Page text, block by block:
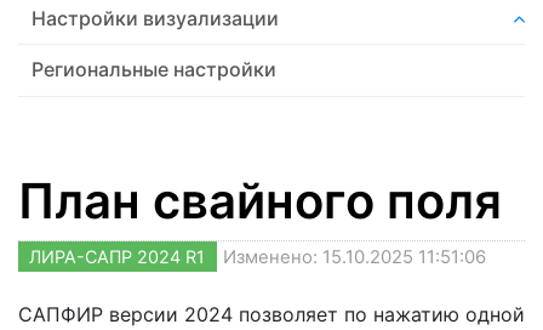
Настройки визуализации
Региональные настройки
План свайного поля
ЛИРА-САПР 2024 R1 Изменено: 15.10.2025 11:51:06
САПФИР версии 2024 позволяет по нажатию одной